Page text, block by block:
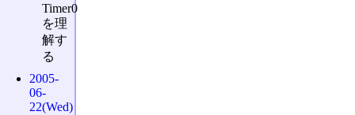
Timer0
を理
解す
る
2005-
06-
22(Wed)